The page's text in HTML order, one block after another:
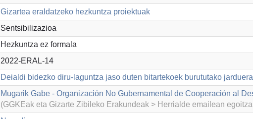
Gizartea eraldatzeko hezkuntza proiektuak
Sentsibilizazioa
Hezkuntza ez formala
2022-ERAL-14
Deialdi bidezko diru-laguntza jaso duten bitartekoek burututako
Mugarik Gabe - Organización No Gubernamental de Cooperación al
(GGKEak eta Gizarte Zibileko Erakundeak > Herrialde emailean